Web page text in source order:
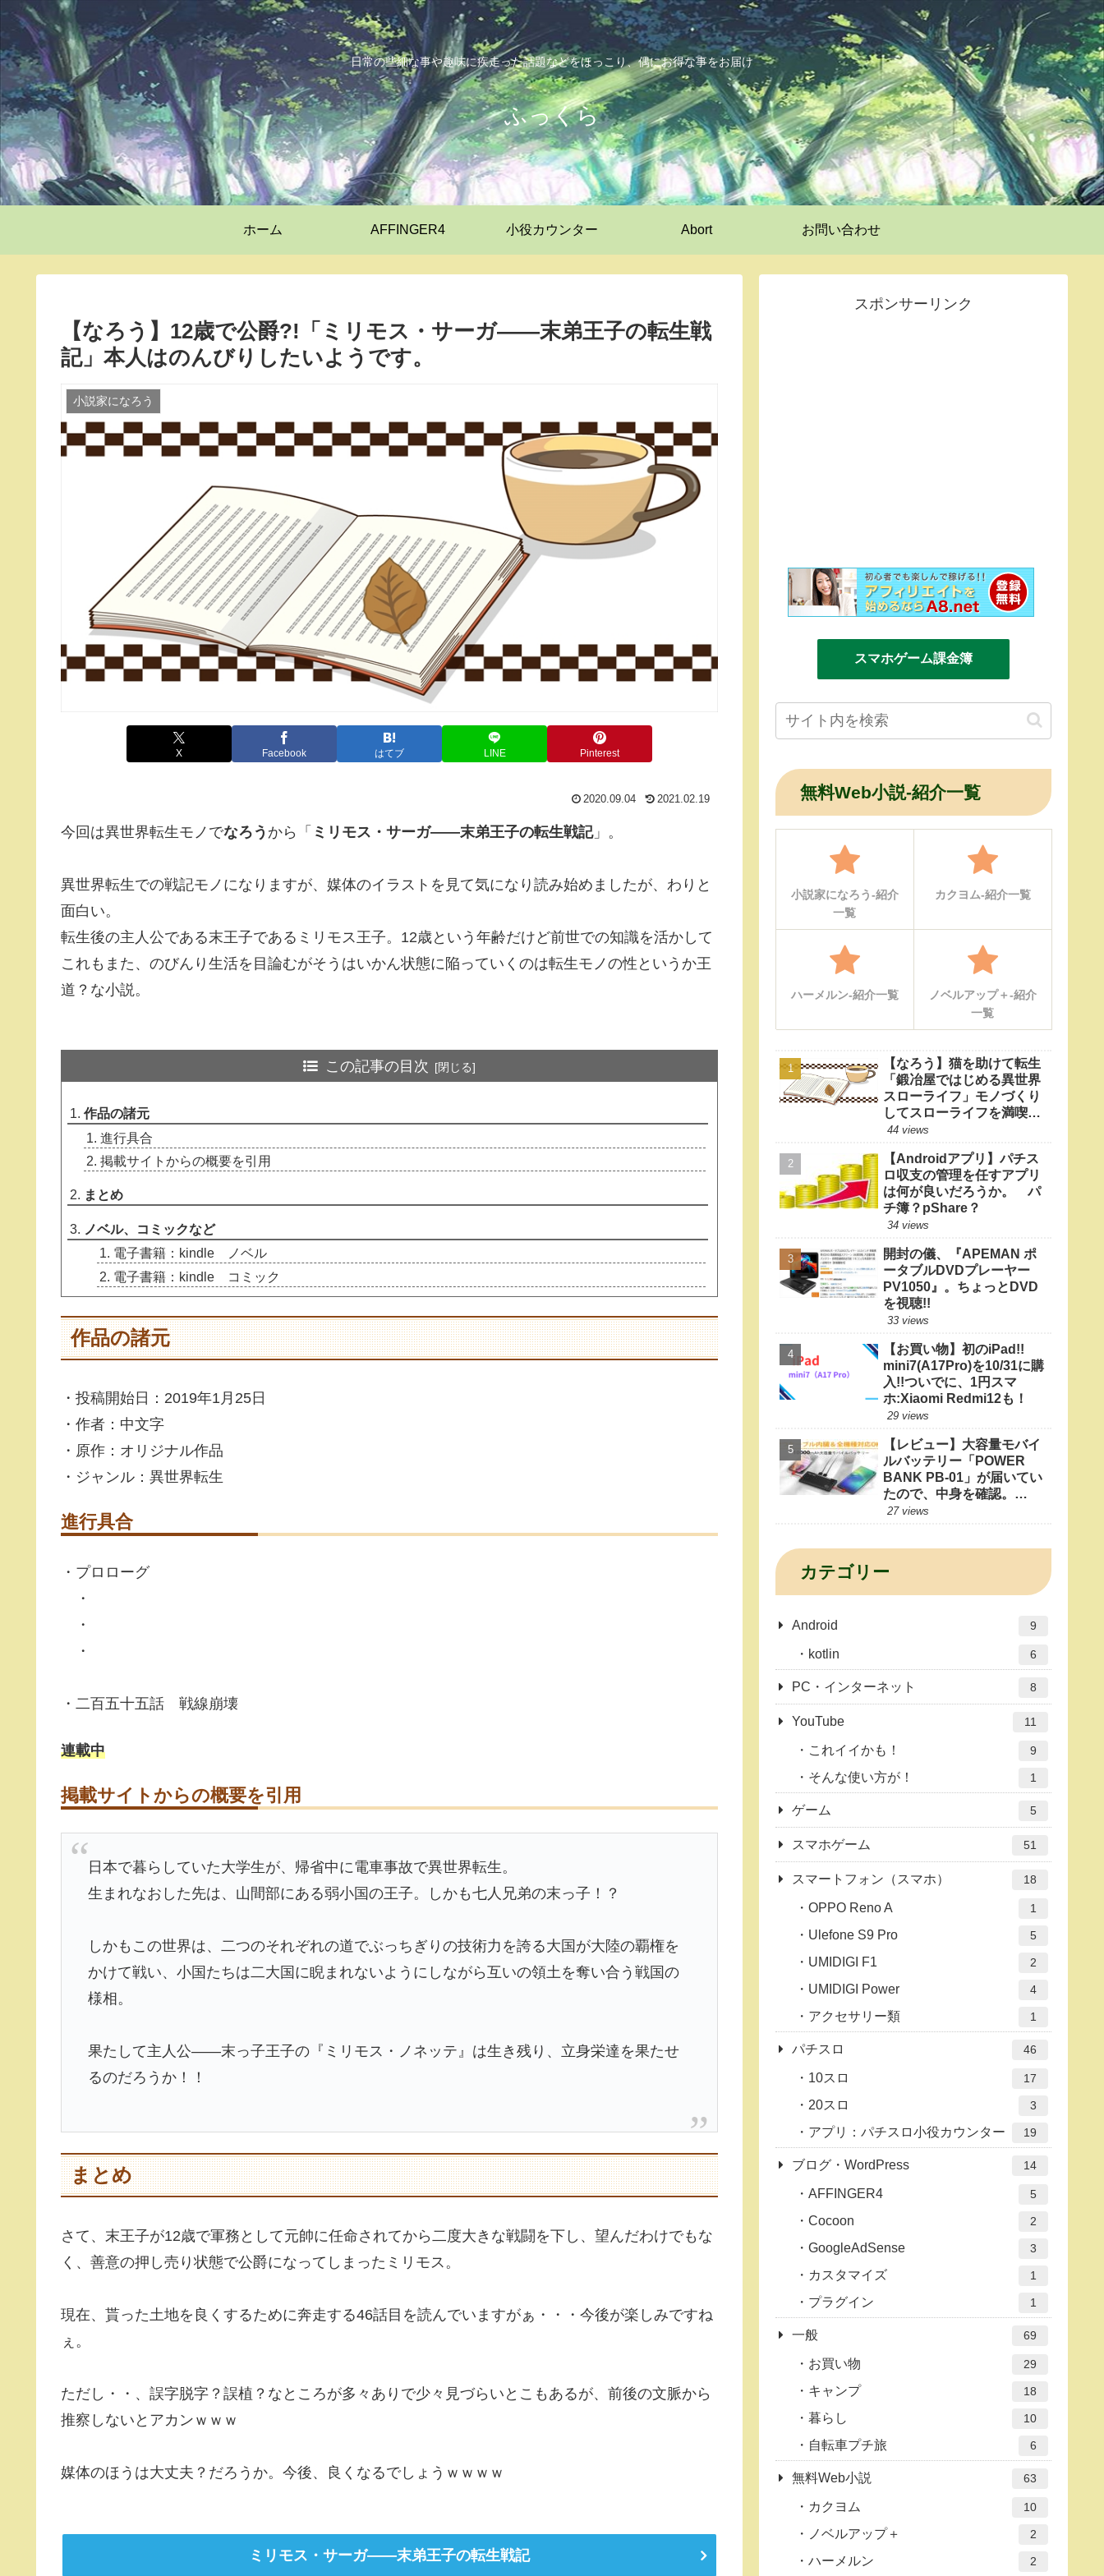
日常の些細な事や趣味に疾走った話題などをほっこり、偶にお得な事をお届け
ふっくら
ホーム AFFINGER4 小役カウンター Abort お問い合わせ
【なろう】12歳で公爵?!「ミリモス・サーガ――末弟王子の転生戦
記」本人はのんびりしたいようです。
小説家になろう
X Facebook はてブ LINE Pinterest
2020.09.04 2021.02.19
今回は異世界転生モノでなろう から「 ミリモス・サーガ――末弟王子の転生戦記」。
異世界転生での戦記モノになりますが、媒体のイラストを見て気になり読み始めましたが、わりと
面白い。
転生後の主人公である末王子であるミリモス王子。12歳という年齢だけど前世での知識を活かして
これもまた、のびんり生活を目論むがそうはいかん状態に陥っていくのは転生モノの性というか王
道？な小説。
この記事の目次
作品の諸元
進行具合
掲載サイトからの概要を引用
まとめ
ノベル、コミックなど
電子書籍：kindle ノベル
電子書籍：kindle コミック
作品の諸元
・投稿開始日：2019年1月25日
・作者：中文字
・原作：オリジナル作品
・ジャンル：異世界転生
進行具合
・プロローグ
・
・
・
・二百五十五話 戦線崩壊
連載中
掲載サイトからの概要を引用
日本で暮らしていた大学生が、帰省中に電車事故で異世界転生。
生まれなおした先は、山間部にある弱小国の王子。しかも七人兄弟の末っ子！？
しかもこの世界は、二つのそれぞれの道でぶっちぎりの技術力を誇る大国が大陸の覇権を
かけて戦い、小国たちは二大国に睨まれないようにしながら互いの領土を奪い合う戦国の
様相。
果たして主人公――末っ子王子の『ミリモス・ノネッテ』は生き残り、立身栄達を果たせ
るのだろうか！！
まとめ
さて、末王子が12歳で軍務として元帥に任命されてから二度大きな戦闘を下し、望んだわけでもな
く、善意の押し売り状態で公爵になってしまったミリモス。
現在、貰った土地を良くするために奔走する46話目を読んでいますがぁ・・・今後が楽しみですね
ぇ。
ただし・・、誤字脱字？誤植？なところが多々ありで少々見づらいとこもあるが、前後の文脈から
推察しないとアカンｗｗｗ
媒体のほうは大丈夫？だろうか。今後、良くなるでしょうｗｗｗｗ
ミリモス・サーガ――末弟王子の転生戦記
スポンサーリンク
スマホゲーム課金簿
無料Web小説-紹介一覧
小説家になろう-紹介
一覧
カクヨム-紹介一覧
ハーメルン-紹介一覧
ノベルアップ＋-紹介
一覧
【なろう】猫を助けて転生
「鍛冶屋ではじめる異世界
スローライフ」モノづくり
してスローライフを満喫し
たい
44 views
【Androidアプリ】パチス
ロ収支の管理を任すアプリ
は何が良いだろうか。 パ
チ簿？pShare？
34 views
開封の儀、『APEMAN ポ
ータブルDVDプレーヤー
PV1050』。ちょっとDVD
を視聴!!
33 views
【お買い物】初のiPad!!
mini7(A17Pro)を10/31に購
入!!ついでに、1円スマ
ホ:Xiaomi Redmi12も！
29 views
【レビュー】大容量モバイ
ルバッテリー「POWER
BANK PB-01」が届いてい
たので、中身を確認。
10000mAhもあれば1日十
27 views
カテゴリー
Android 9
kotlin 6
PC・インターネット 8
YouTube 11
これイイかも！ 9
そんな使い方が！ 1
ゲーム 5
スマホゲーム 51
スマートフォン（スマホ） 18
OPPO Reno A 1
Ulefone S9 Pro 5
UMIDIGI F1 2
UMIDIGI Power 4
アクセサリー類 1
パチスロ 46
10スロ 17
20スロ 3
アプリ：パチスロ小役カウンター 19
ブログ・WordPress 14
AFFINGER4 5
Cocoon 2
GoogleAdSense 3
カスタマイズ 1
プラグイン 1
一般 69
お買い物 29
キャンプ 18
暮らし 10
自転車プチ旅 6
無料Web小説 63
カクヨム 10
ノベルアップ＋ 2
ハーメルン 2